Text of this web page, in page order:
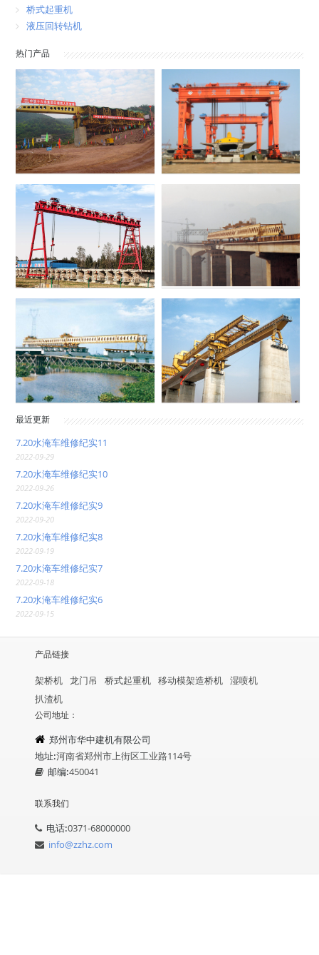
桥式起重机
液压回转钻机
热门产品
最近更新
7.20水淹车维修纪实11
2022-09-29
7.20水淹车维修纪实10
2022-09-26
7.20水淹车维修纪实9
2022-09-20
7.20水淹车维修纪实8
2022-09-19
7.20水淹车维修纪实7
2022-09-18
7.20水淹车维修纪实6
2022-09-15
产品链接
架桥机 龙门吊 桥式起重机 移动模架造桥机 湿喷机
扒渣机
公司地址：
郑州市华中建机有限公司
地址:河南省郑州市上街区工业路114号
邮编:450041
联系我们
电话:0371-68000000
info@zzhz.com